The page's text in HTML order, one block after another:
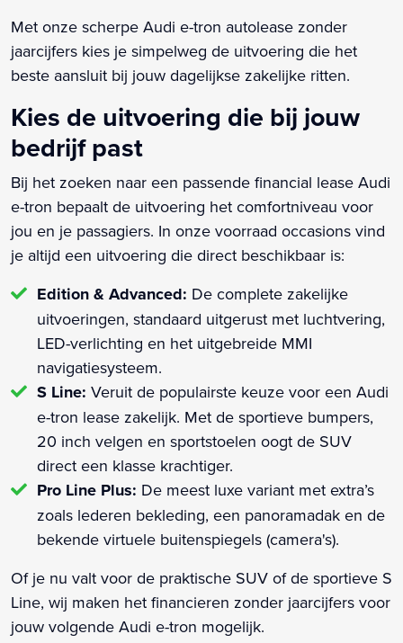
Met onze scherpe Audi e-tron autolease zonder
jaarcijfers kies je simpelweg de uitvoering die het
beste aansluit bij jouw dagelijkse zakelijke ritten.
Kies de uitvoering die bij jouw
bedrijf past
Bij het zoeken naar een passende financial lease Audi
e-tron bepaalt de uitvoering het comfortniveau voor
jou en je passagiers. In onze voorraad occasions vind
je altijd een uitvoering die direct beschikbaar is:
Edition & Advanced: De complete zakelijke
uitvoeringen, standaard uitgerust met luchtvering,
LED-verlichting en het uitgebreide MMI
navigatiesysteem.
S Line: Veruit de populairste keuze voor een Audi
e-tron lease zakelijk. Met de sportieve bumpers,
20 inch velgen en sportstoelen oogt de SUV
direct een klasse krachtiger.
Pro Line Plus: De meest luxe variant met extra’s
zoals lederen bekleding, een panoramadak en de
bekende virtuele buitenspiegels (camera's).
Of je nu valt voor de praktische SUV of de sportieve S
Line, wij maken het financieren zonder jaarcijfers voor
jouw volgende Audi e-tron mogelijk.